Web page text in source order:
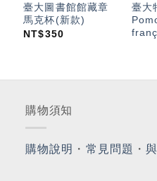
臺大圖書館館藏章
馬克杯(新款)
NT$350
臺大
購物須知
購物說明 ・ 常見問題 ・